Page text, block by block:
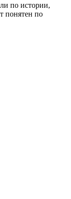
по истории,
понятен по